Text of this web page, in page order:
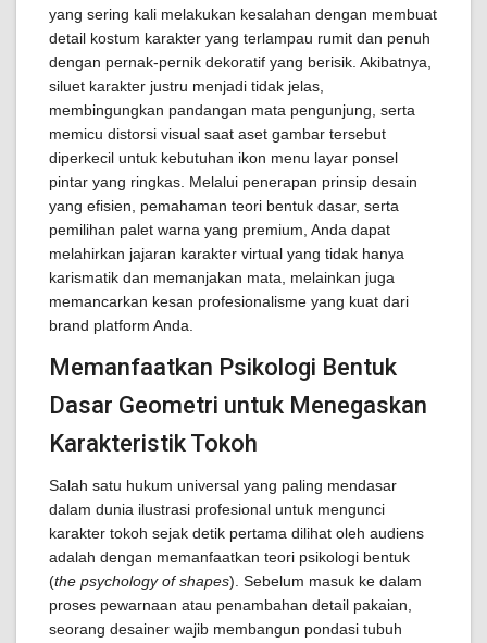
yang sering kali melakukan kesalahan dengan membuat
detail kostum karakter yang terlampau rumit dan penuh
dengan pernak-pernik dekoratif yang berisik. Akibatnya,
siluet karakter justru menjadi tidak jelas,
membingungkan pandangan mata pengunjung, serta
memicu distorsi visual saat aset gambar tersebut
diperkecil untuk kebutuhan ikon menu layar ponsel
pintar yang ringkas. Melalui penerapan prinsip desain
yang efisien, pemahaman teori bentuk dasar, serta
pemilihan palet warna yang premium, Anda dapat
melahirkan jajaran karakter virtual yang tidak hanya
karismatik dan memanjakan mata, melainkan juga
memancarkan kesan profesionalisme yang kuat dari
brand platform Anda.
Memanfaatkan Psikologi Bentuk
Dasar Geometri untuk Menegaskan
Karakteristik Tokoh
Salah satu hukum universal yang paling mendasar
dalam dunia ilustrasi profesional untuk mengunci
karakter tokoh sejak detik pertama dilihat oleh audiens
adalah dengan memanfaatkan teori psikologi bentuk
(the psychology of shapes). Sebelum masuk ke dalam
proses pewarnaan atau penambahan detail pakaian,
seorang desainer wajib membangun pondasi tubuh